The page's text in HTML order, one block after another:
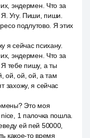
эндермен. Что за
Я. Угу. Пиши, пиши.
подлутово. Я этих
я сейчас психану.
эндермен. Что за
Я тебе пишу, а ты
ой, ой, ой, а там
захожу, я сейчас
Это моя
1 палочка пошла.
ей пей 50000,
какое-то время